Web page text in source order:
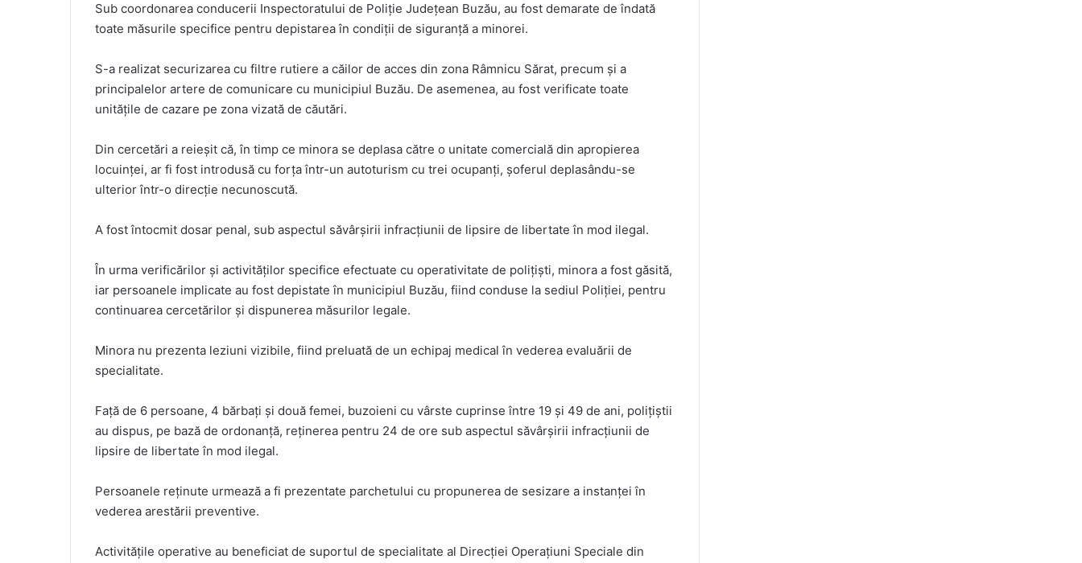
Sub coordonarea conducerii Inspectoratului de Poliţie Judeţean Buzău, au fost demarate de îndată
toate măsurile specifice pentru depistarea în condiţii de siguranţă a minorei.
S-a realizat securizarea cu filtre rutiere a căilor de acces din zona Râmnicu Sărat, precum şi a
principalelor artere de comunicare cu municipiul Buzău. De asemenea, au fost verificate toate
unităţile de cazare pe zona vizată de căutări.
Din cercetări a reieșit că, în timp ce minora se deplasa către o unitate comercială din apropierea
locuinţei, ar fi fost introdusă cu forţa într-un autoturism cu trei ocupanţi, şoferul deplasându-se
ulterior într-o direcție necunoscută.
A fost întocmit dosar penal, sub aspectul săvârșirii infracțiunii de lipsire de libertate în mod ilegal.
În urma verificărilor și activităților specifice efectuate cu operativitate de polițiști, minora a fost găsită,
iar persoanele implicate au fost depistate în municipiul Buzău, fiind conduse la sediul Poliției, pentru
continuarea cercetărilor și dispunerea măsurilor legale.
Minora nu prezenta leziuni vizibile, fiind preluată de un echipaj medical în vederea evaluării de
specialitate.
Faţă de 6 persoane, 4 bărbaţi şi două femei, buzoieni cu vârste cuprinse între 19 și 49 de ani, poliţiştii
au dispus, pe bază de ordonanţă, reţinerea pentru 24 de ore sub aspectul săvârşirii infracţiunii de
lipsire de libertate în mod ilegal.
Persoanele reţinute urmează a fi prezentate parchetului cu propunerea de sesizare a instanţei în
vederea arestării preventive.
Activitățile operative au beneficiat de suportul de specialitate al Direcţiei Operaţiuni Speciale din